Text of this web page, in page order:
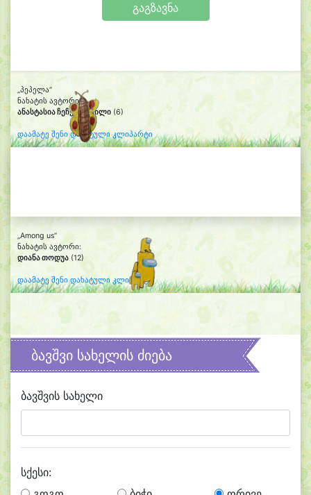
გაგზავნა
„პეპელა“
ნახატის ავტორი:
ანასტასია ჩეჩელაშვილი (6)
დაამატე შენი დახატული კლიპარტი
„Among us“
ნახატის ავტორი:
დიანა თოდუა (12)
დაამატე შენი დახატული კლიპარტი
ბავშვი სახელის ძიება
ბავშვის სახელი
სქესი: